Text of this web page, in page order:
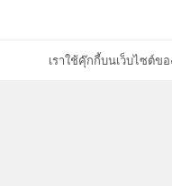
เราใช้คุ๊กกี้บนเว็บไซต์ข